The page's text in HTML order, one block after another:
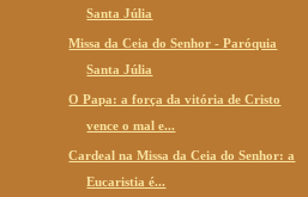
Santa Júlia
Missa da Ceia do Senhor - Paróquia
Santa Júlia
O Papa: a força da vitória de Cristo
vence o mal e...
Cardeal na Missa da Ceia do Senhor: a
Eucaristia é...